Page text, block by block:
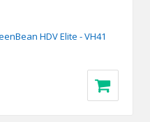
HDV Elite - VH41